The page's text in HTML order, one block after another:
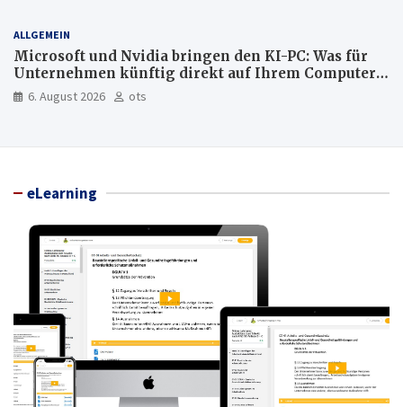
ALLGEMEIN
Microsoft und Nvidia bringen den KI-PC: Was für
Unternehmen künftig direkt auf Ihrem Computer
läuft und was weiter in der Cloud bleibt
6. August 2026 ots
eLearning